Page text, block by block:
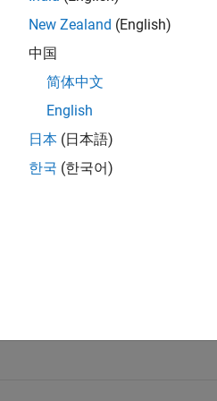
New Zealand (English)
中国
简体中文
English
日本 (日本語)
한국 (한국어)